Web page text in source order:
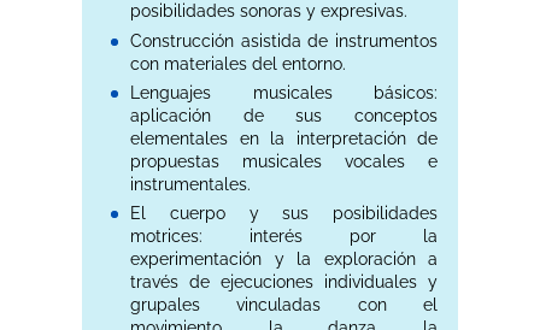
posibilidades sonoras y expresivas.
Construcción asistida de instrumentos
con materiales del entorno.
Lenguajes musicales básicos:
aplicación de sus conceptos
elementales en la interpretación de
propuestas musicales vocales e
instrumentales.
El cuerpo y sus posibilidades
motrices: interés por la
experimentación y la exploración a
través de ejecuciones individuales y
grupales vinculadas con el